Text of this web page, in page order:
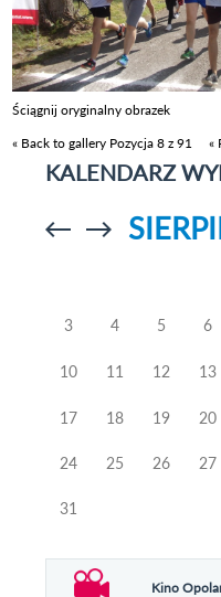
Ściągnij oryginalny obrazek
« Back to gallery Pozycja 8 z 91 «
KALENDARZ
Przejdź doPrzejdź do
3 4 5 6
10 11 12 13
17 18 19 20
24 25 26 27
31
Kino